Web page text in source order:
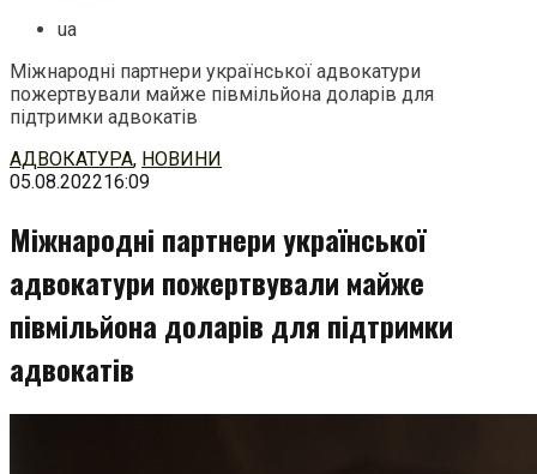
ua
Міжнародні партнери української адвокатури
пожертвували майже півмільйона доларів для
підтримки адвокатів
Перейти
до
АДВОКАТУРА, НОВИНИ
05.08.202216:09
Міжнародні партнери української
адвокатури пожертвували майже
півмільйона доларів для підтримки
адвокатів